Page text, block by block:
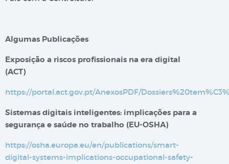
Algumas Publicações
Exposição a riscos profissionais na era digital​
(ACT)
https://portal.act.gov.pt/AnexosPDF/
Sistemas digitais inteligentes: implicações para a
segurança e saúde no trabalho (EU-OSHA)
https://osha.europa.eu/en/publications/smart-
digital-systems-implications-occupational-safety-